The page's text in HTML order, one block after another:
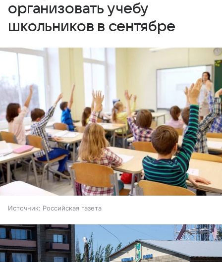
организовать учебу
школьников в сентябре
Источник: Российская газета